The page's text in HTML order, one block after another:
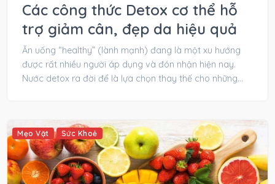
Các công thức Detox cơ thể hỗ
trợ giảm cân, đẹp da hiệu quả
Ăn uống “healthy” (lành mạnh) đang là một xu hướng
được rất nhiều người áp dụng và đón nhận hiện nay.
Nước detox ra đời để là lựa chọn thay thế cho những
Mẹo Vặt Sức Khoẻ